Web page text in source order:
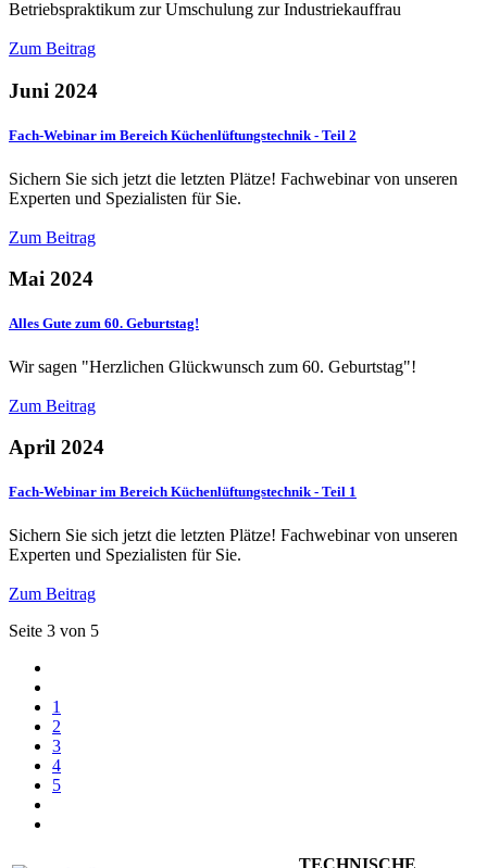
Betriebspraktikum zur Umschulung zur Industriekauffrau
Zum Beitrag
Juni 2024
Fach-Webinar im Bereich Küchenlüftungstechnik - Teil 2
Sichern Sie sich jetzt die letzten Plätze! Fachwebinar von unseren
Experten und Spezialisten für Sie.
Zum Beitrag
Mai 2024
Alles Gute zum 60. Geburtstag!
Wir sagen "Herzlichen Glückwunsch zum 60. Geburtstag"!
Zum Beitrag
April 2024
Fach-Webinar im Bereich Küchenlüftungstechnik - Teil 1
Sichern Sie sich jetzt die letzten Plätze! Fachwebinar von unseren
Experten und Spezialisten für Sie.
Zum Beitrag
Seite 3 von 5
1
2
3
4
5
TECHNISCHE